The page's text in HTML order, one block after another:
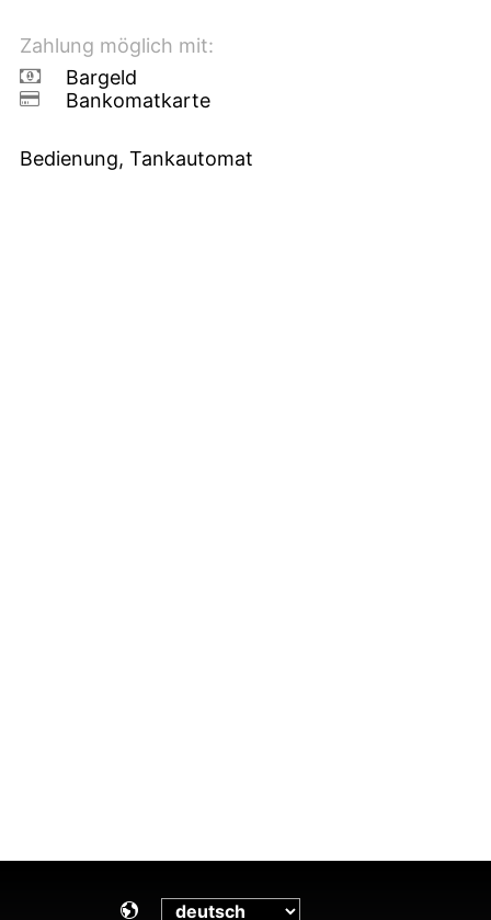
Zahlung möglich mit:
Bargeld
Bankomatkarte
Bedienung, Tankautomat